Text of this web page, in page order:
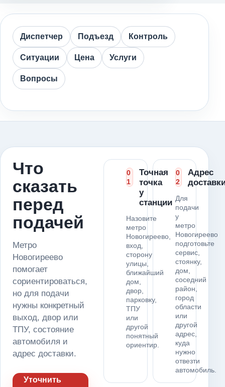
Диспетчер Подъезд Контроль
Ситуации Цена Услуги
Вопросы
Что
сказать
перед
подачей
Метро
Новогиреево
помогает
сориентироваться,
но для подачи
нужны конкретный
выход, двор или
ТПУ, состояние
автомобиля и
адрес доставки.
Уточнить
0
1
Точная
точка
у
станции
Назовите
метро
Новогиреево,
вход,
сторону
улицы,
ближайший
дом,
двор,
парковку,
ТПУ
или
другой
понятный
ориентир.
0
2
Адрес
Для
подачи
у
метро
Новогиреево
подготовьте
сервис,
стоянку,
дом,
соседний
район,
город
области
или
другой
адрес,
куда
нужно
отвезти
автомобиль.